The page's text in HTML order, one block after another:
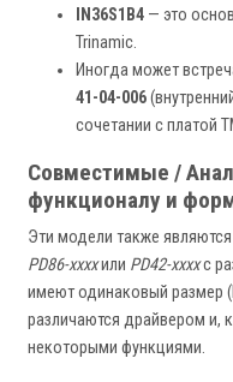
IN36S1B4 — это
Trinamic.
Иногда может
41-04-006
сочетании с платой
Совместимые /
функционалу и
Эти модели также
PD86-xxxxили PD42-xxxxс
имеют одинаковый размер
различаются драйвером и,
некоторыми функциями.